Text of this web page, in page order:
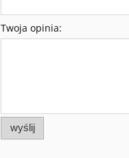
Twoja opinia:
wyślij